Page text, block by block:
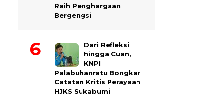
Raih Penghargaan
Bergengsi
Dari Refleksi
hingga Cuan,
KNPI
Palabuhanratu Bongkar
Catatan Kritis Perayaan
HJKS Sukabumi